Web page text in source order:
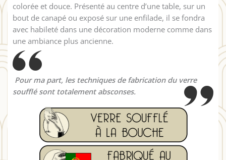
colorée et douce. Présenté au centre d’une table, sur un
bout de canapé ou exposé sur une enfilade, il se fondra
avec habileté dans une décoration moderne comme dans
une ambiance plus ancienne.
Pour ma part, les techniques de fabrication du verre
soufflé sont totalement absconses.